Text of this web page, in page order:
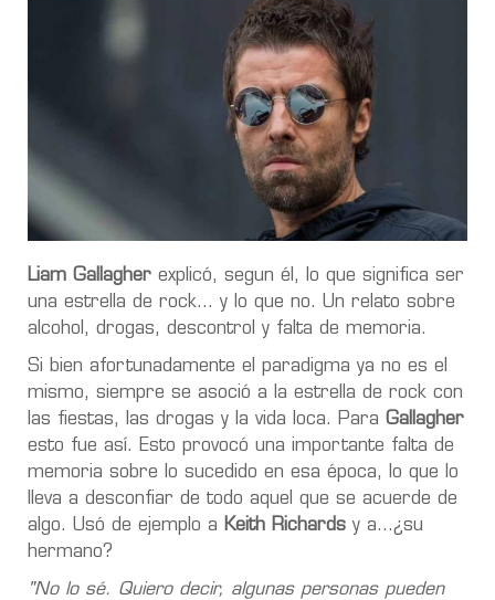
Liam Gallagher explicó, segun él, lo que significa ser
una estrella de rock… y lo que no. Un relato sobre
alcohol, drogas, descontrol y falta de memoria.
Si bien afortunadamente el paradigma ya no es el
mismo, siempre se asoció a la estrella de rock con
las fiestas, las drogas y la vida loca. Para Gallagher
esto fue así. Esto provocó una importante falta de
memoria sobre lo sucedido en esa época, lo que lo
lleva a desconfiar de todo aquel que se acuerde de
algo. Usó de ejemplo a Keith Richards y a…¿su
hermano?
"No lo sé. Quiero decir, algunas personas pueden